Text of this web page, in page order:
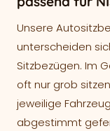
Unsere
unterscheiden
Sitzbezügen. Im
oft nur grob
jeweilige
abgestimmt